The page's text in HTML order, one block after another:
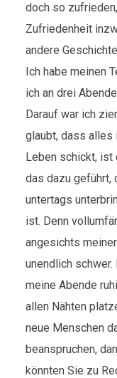
doch so
Zufriedenheit
andere
Ich habe meinen
ich an drei
Darauf war ich
glaubt, dass alles
Leben schickt, ist
das dazu geführt,
untertags
ist. Denn
angesichts
unendlich
meine Abende
allen Nähten
neue Menschen
beanspruchen,
könnten Sie zu